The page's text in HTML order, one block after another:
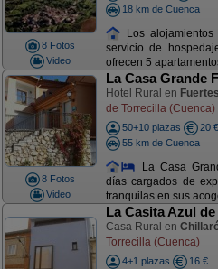
8 Fotos
Video
18 km de Cuenca
Los
servicio de
ofrecen 5
8 Fotos
Video
La Casa Grande
Hotel Rural en
de Torrecilla (Cuenca)
50+10 plazas
20 €
55 km de Cuenca
La Casa
días cargados de
tranquilas en sus
La Casita Azul
Casa Rural en
Torrecilla (Cuenca)
4+1 plazas
16 €